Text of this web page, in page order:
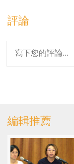
評論
編輯推薦